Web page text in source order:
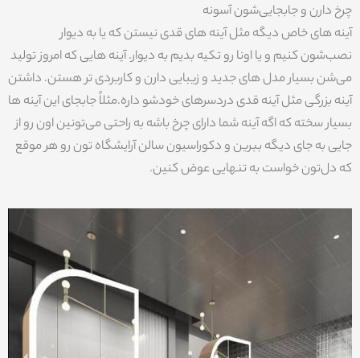
چرخ دارن و جابجایی‌شون آسونه
آینه های خاص دیگه مثل آینه های قدی نیستن که یا به دیوار
نصب‌شون کنیم و یا اونا رو تکیه بدیم به دیوار. آینه هایی که امروز تولید
می‌شن بسیار مدل های جدید و زیبایی دارن و کاربردی تر هستن. داشتن
آینه بزرگی مثل آینه قدی دردسرهای خودشو داره.مثلاً جابجای این آینه ها
بسیار سخته که اگه آینه شما دارای چرخ باشه به راحتی می‌تونین اون رو از
جایی به جای دیگه ببرین و دکوراسیون سالن آرایشگاه تون رو هر موقع
که دل‌تون خواست به تنهایی عوض کنین.